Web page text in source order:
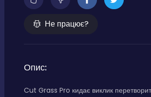
Не працює?
Опис:
Cut Grass Pro кидає виклик